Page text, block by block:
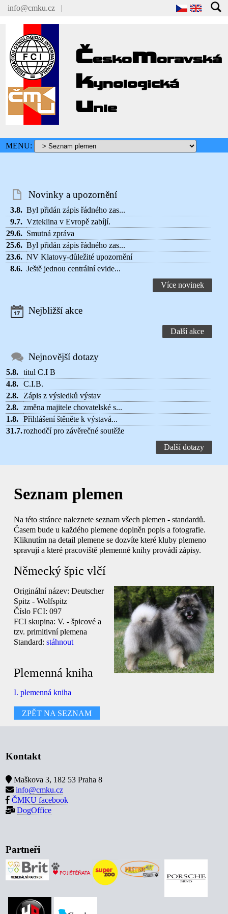
info@cmku.cz |
Českomoravská
kynologická
unie
MENU:
Novinky a upozornění
3.8. Byl přidán zápis řádného zas...
9.7. Vzteklina v Evropě zabíjí.
29.6. Smutná zpráva
25.6. Byl přidán zápis řádného zas...
23.6. NV Klatovy-důležité upozornění
8.6. Ještě jednou centrální evide...
Více novinek
Nejbližší akce
Další akce
Nejnovější dotazy
5.8. titul C.I B
4.8. C.I.B.
2.8.
Zápis z výsledků výstav
2.8. změna majitele chovatelské s...
1.8. Přihlášení štěněte k výstavá...
31.7.rozhodčí pro závěrečné soutěže
Další dotazy
Seznam plemen
Na této stránce naleznete seznam všech plemen - standardů.
Časem bude u každého plemene doplněn popis a fotografie.
Kliknutím na detail plemene se dozvíte které kluby plemeno
spravují a které pracoviště plemenné knihy provádí zápisy.
Německý špic vlčí
Originální název: Deutscher
Spitz - Wolfspitz
Číslo FCI: 097
FCI skupina: V. - špicové a
tzv. primitivní plemena
Standard: stáhnout
Plemenná kniha
I. plemenná kniha
ZPĚT NA SEZNAM
Kontakt
Maškova 3, 182 53 Praha 8
info@cmku.cz
ČMKU facebook
DogOffice
Partneři